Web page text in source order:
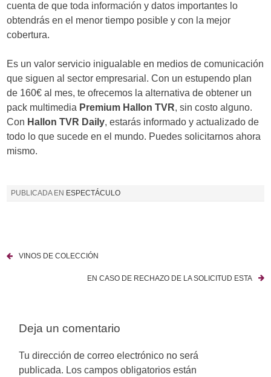
cuenta de que toda información y datos importantes lo
obtendrás en el menor tiempo posible y con la mejor
cobertura.
Es un valor servicio inigualable en medios de comunicación
que siguen al sector empresarial. Con un estupendo plan
de 160€ al mes, te ofrecemos la alternativa de obtener un
pack multimedia Premium Hallon TVR, sin costo alguno.
Con Hallon TVR Daily, estarás informado y actualizado de
todo lo que sucede en el mundo. Puedes solicitarnos ahora
mismo.
PUBLICADA EN ESPECTÁCULO
VINOS DE COLECCIÓN
EN CASO DE RECHAZO DE LA SOLICITUD ESTA
Deja un comentario
Tu dirección de correo electrónico no será
publicada. Los campos obligatorios están